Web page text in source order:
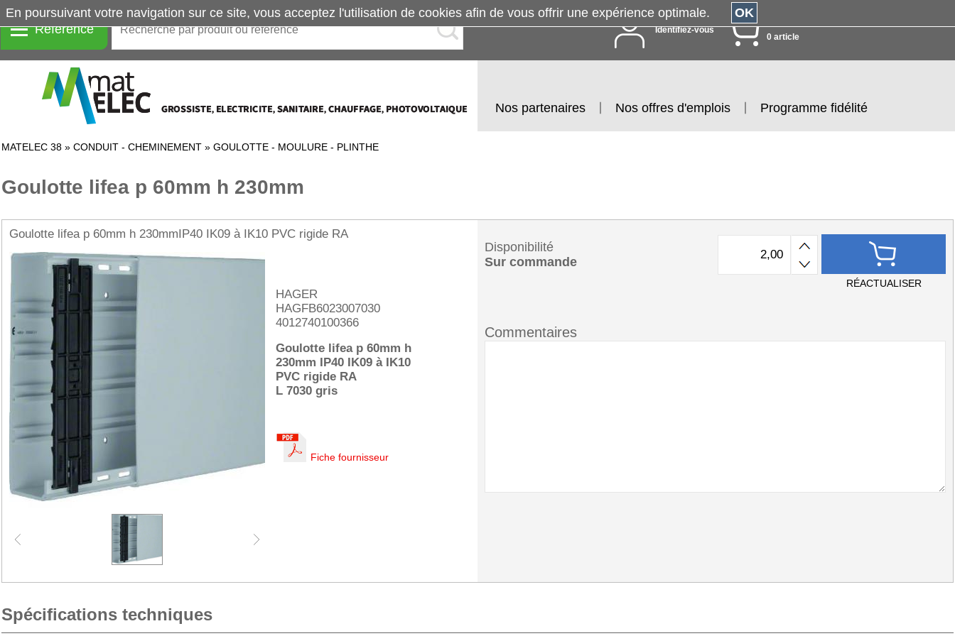
Référence Identifiez-vous
0 article
Nos partenaires Nos offres d'emplois Programme fidélité
MATELEC 38 » CONDUIT - CHEMINEMENT » GOULOTTE - MOULURE - PLINTHE
Goulotte lifea p 60mm h 230mm
Goulotte lifea p 60mm h 230mmIP40 IK09 à IK10 PVC rigide RA
HAGER
HAGFB6023007030
4012740100366
Goulotte lifea p 60mm h
230mm IP40 IK09 à IK10
PVC rigide RA
L 7030 gris
Fiche fournisseur
Disponibilité
Sur commande
RÉACTUALISER
Commentaires
Spécifications techniques
En poursuivant votre navigation sur ce site, vous acceptez l'utilisation de cookies afin de vous offrir une expérience optimale. OK